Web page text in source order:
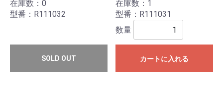
在庫数：0
型番：R111032
SOLD OUT
在庫数：1
型番：R111031
数量
カートに入れる